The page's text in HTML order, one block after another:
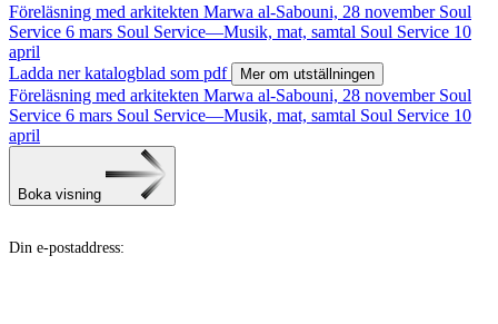
Föreläsning med arkitekten Marwa al-Sabouni, 28 november Soul
Service 6 mars Soul Service—Musik, mat, samtal Soul Service 10
april
Ladda ner katalogblad som pdf
Mer om utställningen
Föreläsning med arkitekten Marwa al-Sabouni, 28 november Soul
Service 6 mars Soul Service—Musik, mat, samtal Soul Service 10
april
Boka visning
Din e-postaddress: